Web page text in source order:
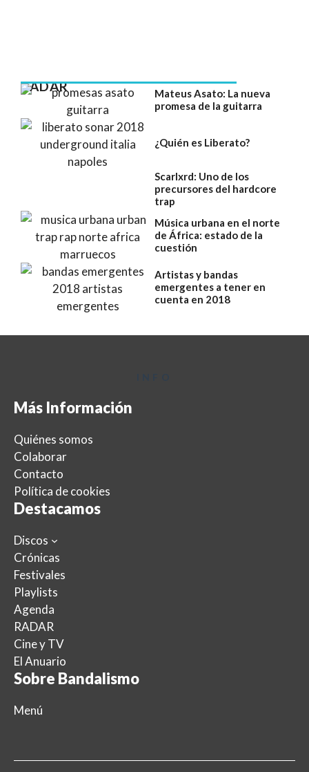
RADAR
Mateus Asato: La nueva
promesa de la guitarra
¿Quién es Liberato?
Scarlxrd: Uno de los
precursores del hardcore
trap
Música urbana en el norte
de África: estado de la
cuestión
Artistas y bandas
emergentes a tener en
cuenta en 2018
Más Información
Quiénes somos
Colaborar
Contacto
Política de cookies
Destacamos
Discos
Crónicas
Festivales
Playlists
Agenda
RADAR
Cine y TV
El Anuario
Sobre Bandalismo
Menú